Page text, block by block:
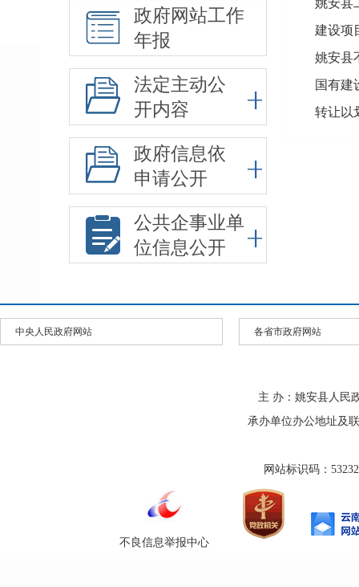
政府网站工作
年报
法定主动公
开内容
政府信息依
申请公开
公共企事业单
位信息公开
姚安县
建设项
姚安县
国有建
转让以
中央人民政府网站 各省市政府网站
主 办：姚安县人民
承办单位办公地址及
网站标识码：
不良信息举报中心